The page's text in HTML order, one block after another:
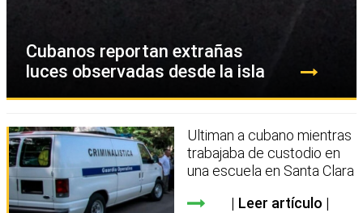
Cubanos reportan extrañas
luces observadas desde la isla
Ultiman a cubano mientras
trabajaba de custodio en
una escuela en Santa Clara
Leer artículo